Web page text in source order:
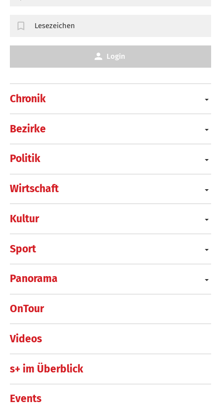
Chronik
Bezirke
Politik
Wirtschaft
Kultur
Sport
Panorama
OnTour
Videos
s+ im Überblick
Events
Lesezeichen
Login